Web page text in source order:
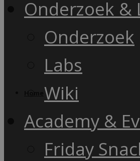
Onderzoek &
Onderzoek
Labs
Wiki
Academy &
Friday